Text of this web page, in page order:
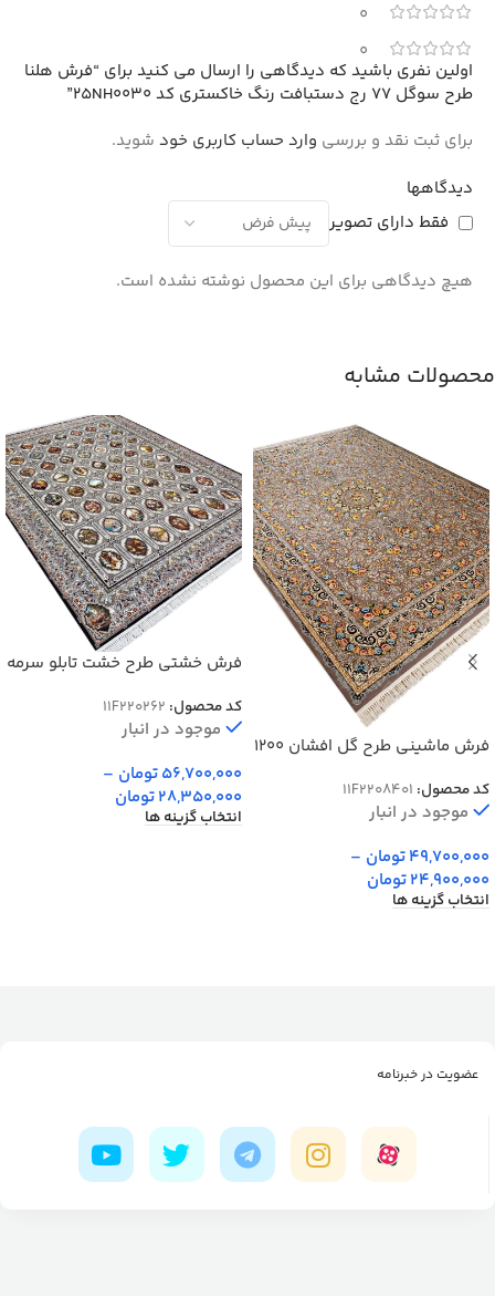
0
0
دیدگاهها
فقط دارای تصویر
هیچ دیدگاهی برای این محصول نوشته نشده است.
اولین نفری باشید که دیدگاهی را ارسال می کنید برای “فرش هلنا
طرح سوگل 77 رج دستبافت رنگ خاکستری کد 25NH0030”
برای ثبت نقد و بررسی وارد حساب کاربری خود شوید.
محصولات مشابه
فرش ماشینی طرح گل افشان 1200
کد محصول: 11F2208401
موجود در انبار
49,700,000تومان –
24,900,000تومان
انتخاب گزینه ها
فرش خشتی طرح خشت تابلو سرمه
کد محصول: 11F220262
موجود در انبار
56,700,000تومان –
28,350,000تومان
انتخاب گزینه ها
عضویت در خبرنامه